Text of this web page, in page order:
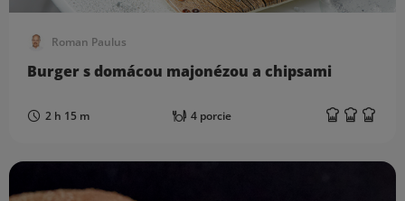
Roman Paulus
Burger s domácou majonézou a chipsami
2 h 15 m 4 porcie